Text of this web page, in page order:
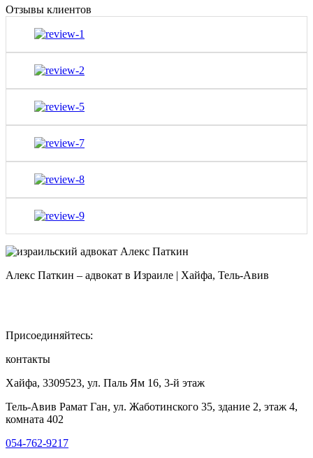
Отзывы клиентов
Алекс Паткин – адвокат в Израиле | Хайфа, Тель-Авив
Присоединяйтесь:
контакты
Хайфа, 3309523, ул. Паль Ям 16, 3-й этаж
Тель-Авив Рамат Ган, ул. Жаботинского 35, здание 2, этаж 4,
комната 402
054-762-9217